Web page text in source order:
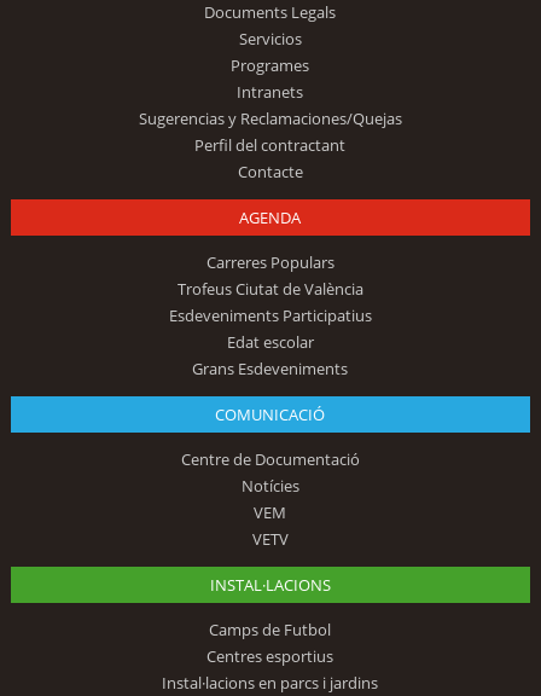
Documents Legals
Servicios
Programes
Intranets
Sugerencias y Reclamaciones/Quejas
Perfil del contractant
Contacte
AGENDA
Carreres Populars
Trofeus Ciutat de València
Esdeveniments Participatius
Edat escolar
Grans Esdeveniments
COMUNICACIÓ
Centre de Documentació
Notícies
VEM
VETV
INSTAL·LACIONS
Camps de Futbol
Centres esportius
Instal·lacions en parcs i jardins